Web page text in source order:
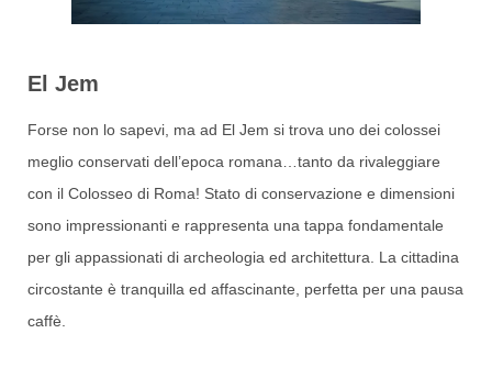
El Jem
Forse non lo sapevi, ma ad El Jem si trova uno dei colossei
meglio conservati dell’epoca romana…tanto da rivaleggiare
con il Colosseo di Roma! Stato di conservazione e dimensioni
sono impressionanti e rappresenta una tappa fondamentale
per gli appassionati di archeologia ed architettura. La cittadina
circostante è tranquilla ed affascinante, perfetta per una pausa
caffè.